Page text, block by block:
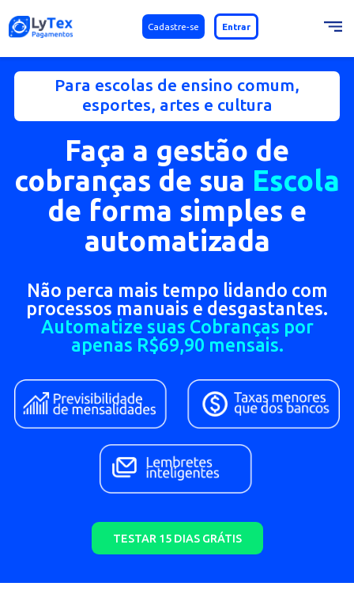
Cadastre-se Entrar
Para escolas de ensino comum,
esportes, artes e cultura
Faça a gestão de
cobranças de sua
de forma simples e
Não perca mais tempo lidando
processos manuais e
Automatize suas Cobranças por
apenas R$69,90 mensais.